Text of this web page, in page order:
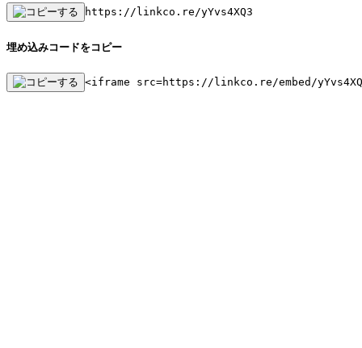
https://linkco.re/yYvs4XQ3
埋め込みコードをコピー
<iframe src=https://linkco.re/embed/